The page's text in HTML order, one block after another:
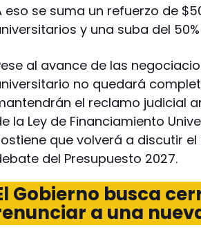
eso se suma un refuerzo de
y una suba del
al avance de las
no quedará
el reclamo judicial
la Ley de Financiamiento
que volverá a discutir
del Presupuesto 2027.
Gobierno busca
a una